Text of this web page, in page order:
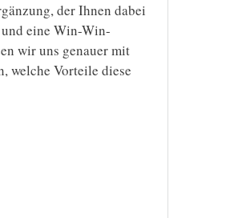
der Ihnen dabei
eine Win-Win-
wir uns genauer mit
welche Vorteile diese